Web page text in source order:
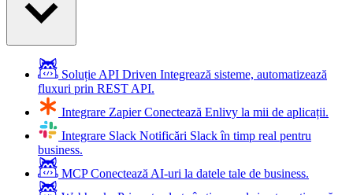
Soluție API Driven Integrează sisteme, automatizează
fluxuri prin REST API.
Integrare Zapier Conectează Enlivy la mii de aplicații.
Integrare Slack Notificări Slack în timp real pentru
business.
MCP Conectează AI-uri la datele tale de business.